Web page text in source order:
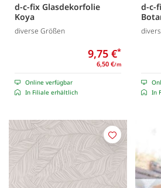
d-c-fix Glasdekorfolie
Koya
diverse Größen
9,75 €*
6,50 €/m
Online verfügbar
In Filiale erhältlich
d-c-
In
Merken